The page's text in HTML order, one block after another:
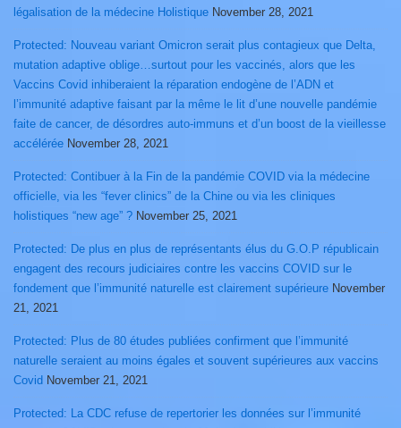
légalisation de la médecine Holistique November 28, 2021
Protected: Nouveau variant Omicron serait plus contagieux que Delta,
mutation adaptive oblige…surtout pour les vaccinés, alors que les
Vaccins Covid inhiberaient la réparation endogène de l’ADN et
l’immunité adaptive faisant par la même le lit d’une nouvelle pandémie
faite de cancer, de désordres auto-immuns et d’un boost de la vieillesse
accélérée November 28, 2021
Protected: Contibuer à la Fin de la pandémie COVID via la médecine
officielle, via les “fever clinics” de la Chine ou via les cliniques
holistiques “new age” ? November 25, 2021
Protected: De plus en plus de représentants élus du G.O.P républicain
engagent des recours judiciaires contre les vaccins COVID sur le
fondement que l’immunité naturelle est clairement supérieure November
21, 2021
Protected: Plus de 80 études publiées confirment que l’immunité
naturelle seraient au moins égales et souvent supérieures aux vaccins
Covid November 21, 2021
Protected: La CDC refuse de repertorier les données sur l’immunité